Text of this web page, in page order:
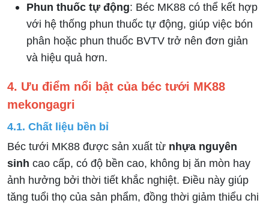
Phun thuốc tự động: Béc MK88 có thể kết hợp
với hệ thống phun thuốc tự động, giúp việc bón
phân hoặc phun thuốc BVTV trở nên đơn giản
và hiệu quả hơn.
4. Ưu điểm nổi bật của béc tưới MK88
mekongagri
4.1. Chất liệu bền bỉ
Béc tưới MK88 được sản xuất từ nhựa nguyên
sinh cao cấp, có độ bền cao, không bị ăn mòn hay
ảnh hưởng bởi thời tiết khắc nghiệt. Điều này giúp
tăng tuổi thọ của sản phẩm, đồng thời giảm thiểu chi